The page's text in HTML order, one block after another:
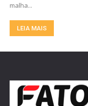
malha...
LEIA MAIS